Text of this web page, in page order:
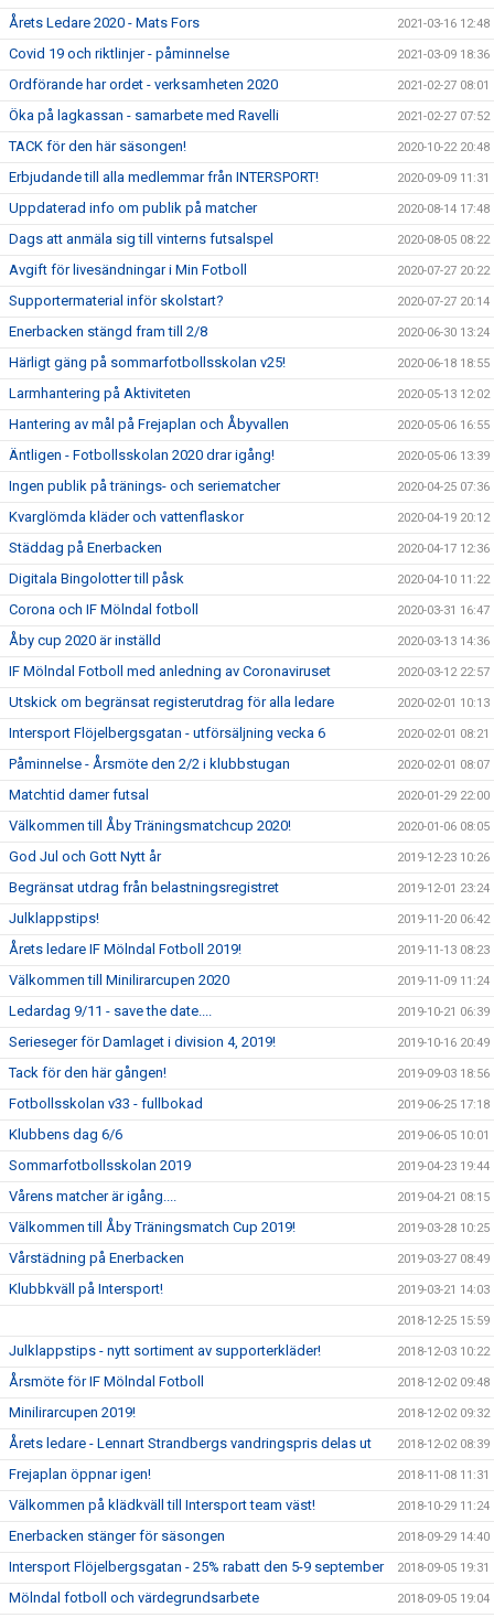
Årets Ledare 2020 - Mats Fors 2021-03-16 12:48
Covid 19 och riktlinjer - påminnelse 2021-03-09 18:36
Ordförande har ordet - verksamheten 2020 2021-02-27 08:01
Öka på lagkassan - samarbete med Ravelli 2021-02-27 07:52
TACK för den här säsongen! 2020-10-22 20:48
Erbjudande till alla medlemmar från INTERSPORT! 2020-09-09 11:31
Uppdaterad info om publik på matcher 2020-08-14 17:48
Dags att anmäla sig till vinterns futsalspel 2020-08-05 08:22
Avgift för livesändningar i Min Fotboll 2020-07-27 20:22
Supportermaterial inför skolstart? 2020-07-27 20:14
Enerbacken stängd fram till 2/8 2020-06-30 13:24
Härligt gäng på sommarfotbollsskolan v25! 2020-06-18 18:55
Larmhantering på Aktiviteten 2020-05-13 12:02
Hantering av mål på Frejaplan och Åbyvallen 2020-05-06 16:55
Äntligen - Fotbollsskolan 2020 drar igång! 2020-05-06 13:39
Ingen publik på tränings- och seriematcher 2020-04-25 07:36
Kvarglömda kläder och vattenflaskor 2020-04-19 20:12
Städdag på Enerbacken 2020-04-17 12:36
Digitala Bingolotter till påsk 2020-04-10 11:22
Corona och IF Mölndal fotboll 2020-03-31 16:47
Åby cup 2020 är inställd 2020-03-13 14:36
IF Mölndal Fotboll med anledning av Coronaviruset 2020-03-12 22:57
Utskick om begränsat registerutdrag för alla ledare 2020-02-01 10:13
Intersport Flöjelbergsgatan - utförsäljning vecka 6 2020-02-01 08:21
Påminnelse - Årsmöte den 2/2 i klubbstugan 2020-02-01 08:07
Matchtid damer futsal 2020-01-29 22:00
Välkommen till Åby Träningsmatchcup 2020! 2020-01-06 08:05
God Jul och Gott Nytt år 2019-12-23 10:26
Begränsat utdrag från belastningsregistret 2019-12-01 23:24
Julklappstips! 2019-11-20 06:42
Årets ledare IF Mölndal Fotboll 2019! 2019-11-13 08:23
Välkommen till Minilirarcupen 2020 2019-11-09 11:24
Ledardag 9/11 - save the date.... 2019-10-21 06:39
Serieseger för Damlaget i division 4, 2019! 2019-10-16 20:49
Tack för den här gången! 2019-09-03 18:56
Fotbollsskolan v33 - fullbokad 2019-06-25 17:18
Klubbens dag 6/6 2019-06-05 10:01
Sommarfotbollsskolan 2019 2019-04-23 19:44
Vårens matcher är igång.... 2019-04-21 08:15
Välkommen till Åby Träningsmatch Cup 2019! 2019-03-28 10:25
Vårstädning på Enerbacken 2019-03-27 08:49
Klubbkväll på Intersport! 2019-03-21 14:03
2018-12-25 15:59
Julklappstips - nytt sortiment av supporterkläder! 2018-12-03 10:22
Årsmöte för IF Mölndal Fotboll 2018-12-02 09:48
Minilirarcupen 2019! 2018-12-02 09:32
Årets ledare - Lennart Strandbergs vandringspris delas ut 2018-12-02 08:39
Frejaplan öppnar igen! 2018-11-08 11:31
Välkommen på klädkväll till Intersport team väst! 2018-10-29 11:24
Enerbacken stänger för säsongen 2018-09-29 14:40
Intersport Flöjelbergsgatan - 25% rabatt den 5-9 september 2018-09-05 19:31
Mölndal fotboll och värdegrundsarbete 2018-09-05 19:04